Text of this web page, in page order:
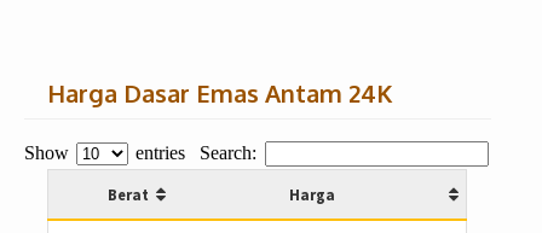
Harga Dasar Emas Antam 24K
Show entries Search:
Berat Harga